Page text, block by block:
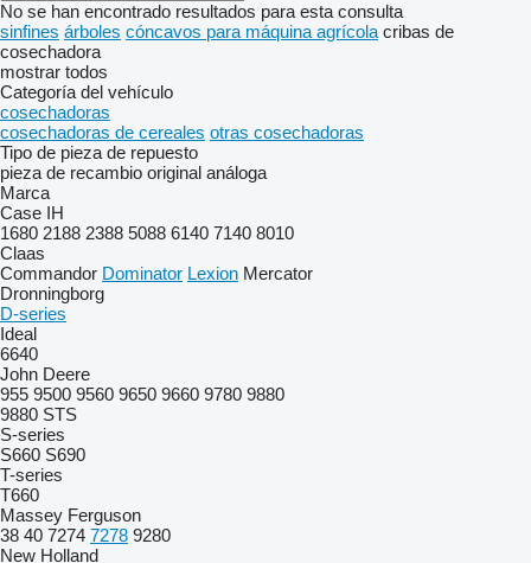
No se han encontrado resultados para esta consulta
sinfines árboles cóncavos para máquina agrícola cribas de
cosechadora
mostrar todos
Categoría del vehículo
cosechadoras
cosechadoras de cereales otras cosechadoras
Tipo de pieza de repuesto
pieza de recambio original análoga
Marca
Case IH
1680 2188 2388 5088 6140 7140 8010
Claas
Commandor Dominator Lexion Mercator
Dronningborg
D-series
Ideal
6640
John Deere
955 9500 9560 9650 9660 9780 9880
9880 STS
S-series
S660 S690
T-series
T660
Massey Ferguson
38 40 7274 7278 9280
New Holland